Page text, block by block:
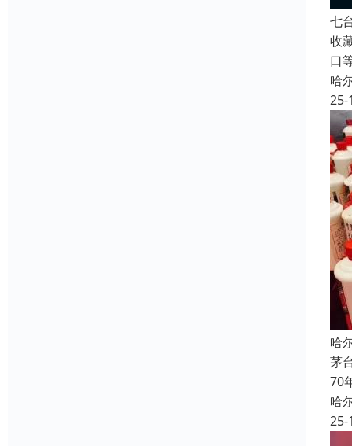
七
收
口
哈
25-
哈
茅
70
哈
25-